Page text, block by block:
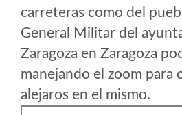
carreteras como del
General Militar del
Zaragoza en Zaragoza
manejando el zoom para
alejaros en el mismo.